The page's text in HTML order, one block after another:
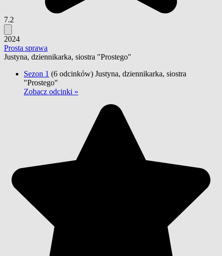
7.2
2024
Prosta sprawa
Justyna, dziennikarka, siostra "Prostego"
Sezon 1 (6 odcinków) Justyna, dziennikarka, siostra
"Prostego"
Zobacz odcinki »